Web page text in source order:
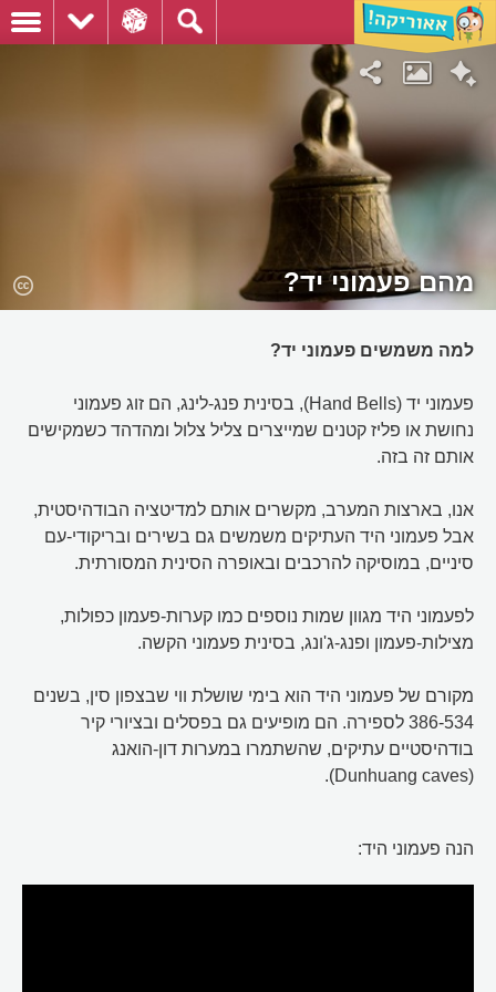
מהם פעמוני יד?
למה משמשים פעמוני יד?
פעמוני יד (Hand Bells), בסינית פנג-לינג, הם זוג פעמוני
נחושת או פליז קטנים שמייצרים צליל צלול ומהדהד כשמקישים
אותם זה בזה.
אנו, בארצות המערב, מקשרים אותם למדיטציה הבודהיסטית,
אבל פעמוני היד העתיקים משמשים גם בשירים ובריקודי-עם
סיניים, במוסיקה להרכבים ובאופרה הסינית המסורתית.
לפעמוני היד מגוון שמות נוספים כמו קערות-פעמון כפולות,
מצילות-פעמון ופנג-ג'ונג, בסינית פעמוני הקשה.
מקורם של פעמוני היד הוא בימי שושלת ווי שבצפון סין, בשנים
386-534 לספירה. הם מופיעים גם בפסלים ובציורי קיר
בודהיסטיים עתיקים, שהשתמרו במערות דון-הואנג
(Dunhuang caves).
הנה פעמוני היד: